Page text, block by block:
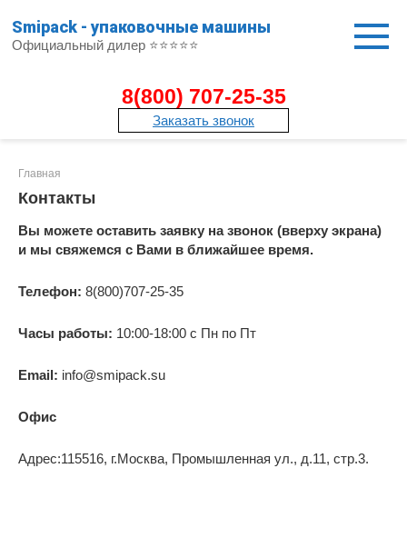
контенту
Smipack - упаковочные машины
Официальный дилер ⭐⭐⭐⭐⭐
8(800) 707-25-35
Заказать звонок
Главная
Контакты
Вы можете оставить заявку на звонок (вверху экрана)
и мы свяжемся с Вами в ближайшее время.
Телефон: 8(800)707-25-35
Часы работы: 10:00-18:00 c Пн по Пт
Email: info@smipack.su
Офис
Адрес:115516, г.Москва, Промышленная ул., д.11, стр.3.